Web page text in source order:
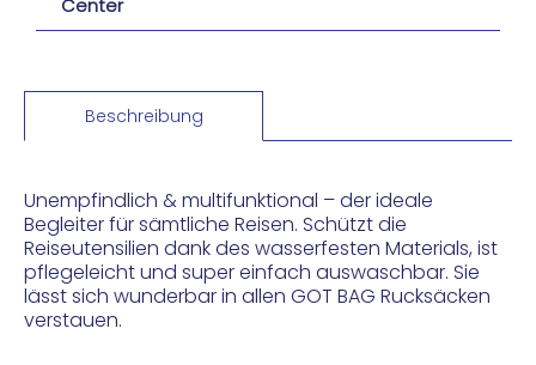
Center
Beschreibung
Unempfindlich & multifunktional – der ideale
Begleiter für sämtliche Reisen. Schützt die
Reiseutensilien dank des wasserfesten Materials, ist
pflegeleicht und super einfach auswaschbar. Sie
lässt sich wunderbar in allen GOT BAG Rucksäcken
verstauen.